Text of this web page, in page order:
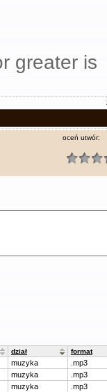
greater is
oceń utwór:
dział format
muzyka .mp3
muzyka .mp3
muzyka .mp3